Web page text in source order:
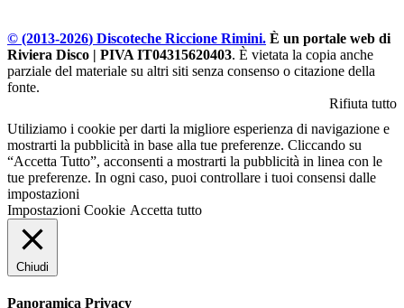
© (2013-2026) Discoteche Riccione Rimini. È un portale web di
Riviera Disco | PIVA IT04315620403. È vietata la copia anche
parziale del materiale su altri siti senza consenso o citazione della
fonte.
Rifiuta tutto
Utiliziamo i cookie per darti la migliore esperienza di navigazione e
mostrarti la pubblicità in base alla tue preferenze. Cliccando su
“Accetta Tutto”, acconsenti a mostrarti la pubblicità in linea con le
tue preferenze. In ogni caso, puoi controllare i tuoi consensi dalle
impostazioni
Impostazioni Cookie Accetta tutto
Chiudi
Panoramica Privacy